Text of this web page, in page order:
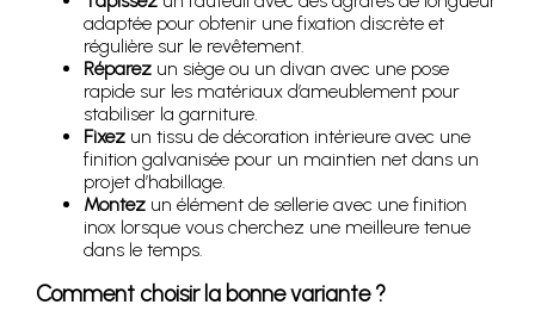
adaptée pour obtenir une fixation discrète et
régulière sur le revêtement.
Réparez un siège ou un divan avec une pose
rapide sur les matériaux d’ameublement pour
stabiliser la garniture.
Fixez un tissu de décoration intérieure avec une
finition galvanisée pour un maintien net dans un
projet d’habillage.
Montez un élément de sellerie avec une finition
inox lorsque vous cherchez une meilleure tenue
dans le temps.
Comment choisir la bonne variante ?